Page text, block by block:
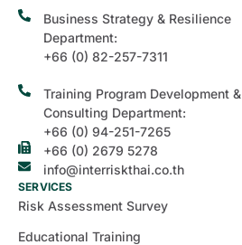
Business Strategy & Resilience
Department:
+66 (0) 82-257-7311
Training Program Development &
Consulting Department:
+66 (0) 94-251-7265
+66 (0) 2679 5278
info@interriskthai.co.th
SERVICES
Risk Assessment Survey
Educational Training